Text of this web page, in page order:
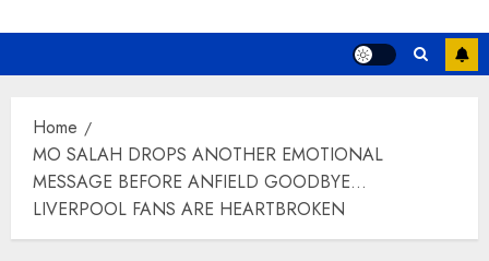
Home
MO SALAH DROPS ANOTHER EMOTIONAL
MESSAGE BEFORE ANFIELD GOODBYE…
LIVERPOOL FANS ARE HEARTBROKEN